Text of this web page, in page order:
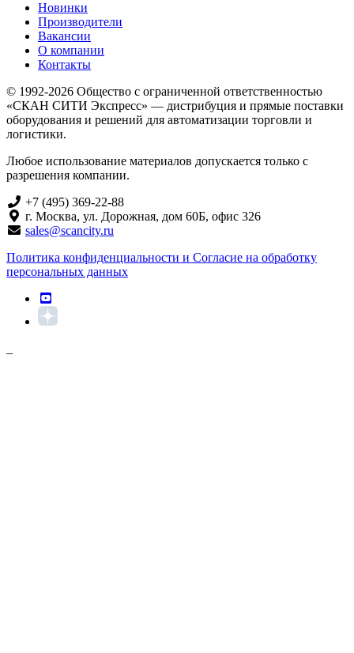
Новинки
Производители
Вакансии
О компании
Контакты
© 1992-2026 Общество с ограниченной ответственностью
«СКАН СИТИ Экспресс» — дистрибуция и прямые поставки
оборудования и решений для автоматизации торговли и
логистики.
Любое использование материалов допускается только с
разрешения компании.
+7 (495) 369-22-88
г. Москва, ул. Дорожная, дом 60Б, офис 326
sales@scancity.ru
Политика конфиденциальности и Согласие на обработку
персональных данных